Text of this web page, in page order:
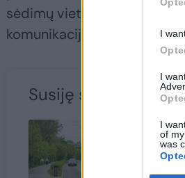
I
I
I
of
was
sėdimų vietų ir tt.“, –
komunikacijos partnerė.
Susiję straipsniai